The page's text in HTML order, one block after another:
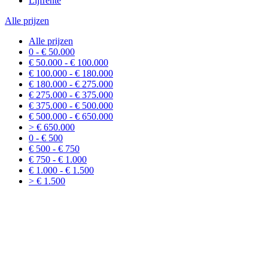
Alle prijzen
Alle prijzen
0 - € 50.000
€ 50.000 - € 100.000
€ 100.000 - € 180.000
€ 180.000 - € 275.000
€ 275.000 - € 375.000
€ 375.000 - € 500.000
€ 500.000 - € 650.000
> € 650.000
0 - € 500
€ 500 - € 750
€ 750 - € 1.000
€ 1.000 - € 1.500
> € 1.500